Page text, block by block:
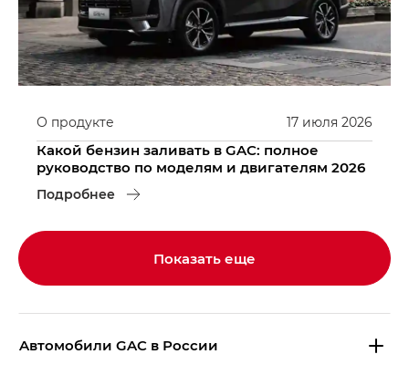
17 июля 2026
О продукте
Какой бензин заливать в GAC: полное
руководство по моделям и двигателям 2026
Подробнее
Показать еще
Aвтомобили GAC в России